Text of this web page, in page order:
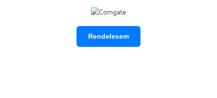
Rendelesem